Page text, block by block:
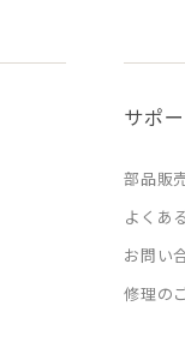
サポ
部品販
よくあ
お問い
修理の